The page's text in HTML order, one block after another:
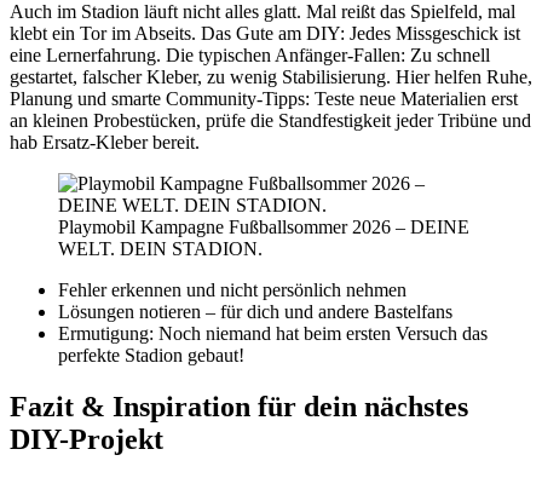
Auch im Stadion läuft nicht alles glatt. Mal reißt das Spielfeld, mal
klebt ein Tor im Abseits. Das Gute am DIY: Jedes Missgeschick ist
eine Lernerfahrung. Die typischen Anfänger-Fallen: Zu schnell
gestartet, falscher Kleber, zu wenig Stabilisierung. Hier helfen Ruhe,
Planung und smarte Community-Tipps: Teste neue Materialien erst
an kleinen Probestücken, prüfe die Standfestigkeit jeder Tribüne und
hab Ersatz-Kleber bereit.
Playmobil Kampagne Fußballsommer 2026 – DEINE
WELT. DEIN STADION.
Fehler erkennen und nicht persönlich nehmen
Lösungen notieren – für dich und andere Bastelfans
Ermutigung: Noch niemand hat beim ersten Versuch das
perfekte Stadion gebaut!
Fazit & Inspiration für dein nächstes
DIY-Projekt